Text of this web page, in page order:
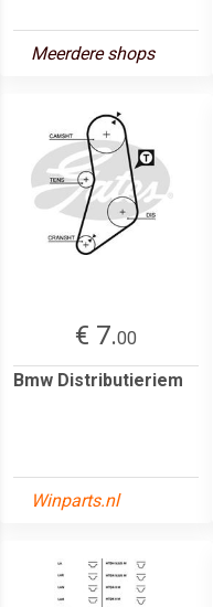
Meerdere shops
€ 7.00
Bmw Distributieriem
Winparts.nl